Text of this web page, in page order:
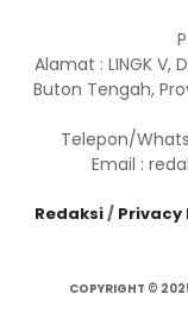
Alamat : LINGK V,
Buton Tengah,
Telepon/
Email :
Redaksi/ Privacy
COPYRIGHT ©